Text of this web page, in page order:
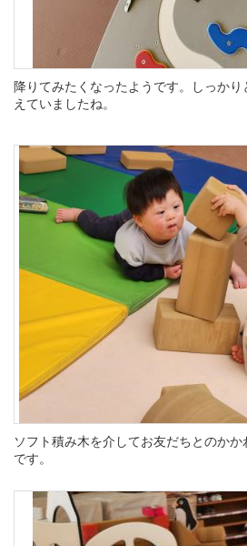
降りてみたくなったようです。しっか
えていましたね。
ソフト積み木を介してお友だちとのかか
です。